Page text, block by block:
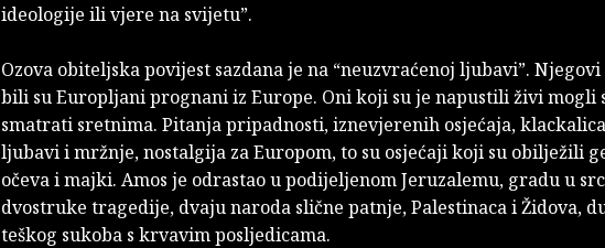
ideologije ili vjere na svijetu”.
Ozova obiteljska povijest sazdana je na “neuzvraćenoj ljubavi”.
bili su Europljani prognani iz Europe. Oni koji su je napustili živi mogli
smatrati sretnima. Pitanja pripadnosti, iznevjerenih osjećaja,
ljubavi i mržnje, nostalgija za Europom, to su osjećaji koji su obilježili
očeva i majki. Amos je odrastao u podijeljenom Jeruzalemu, gradu u
dvostruke tragedije, dvaju naroda slične patnje, Palestinaca i Židova,
teškog sukoba s krvavim posljedicama.